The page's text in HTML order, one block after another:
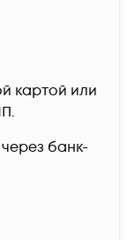
картой или
банк-